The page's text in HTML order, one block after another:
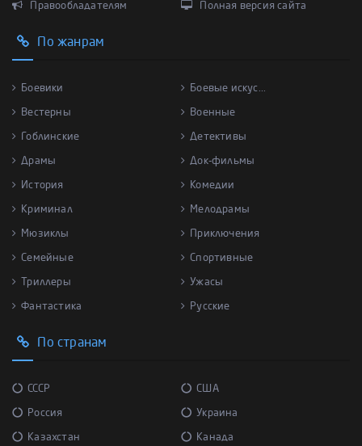
Правообладателям Полная версия сайта
По жанрам
Боевики Боевые искус...
Вестерны Военные
Гоблинские Детективы
Драмы Док-фильмы
История Комедии
Криминал Мелодрамы
Мюзиклы Приключения
Семейные Спортивные
Триллеры Ужасы
Фантастика Русские
По странам
СССР США
Россия Украина
Казахстан Канада